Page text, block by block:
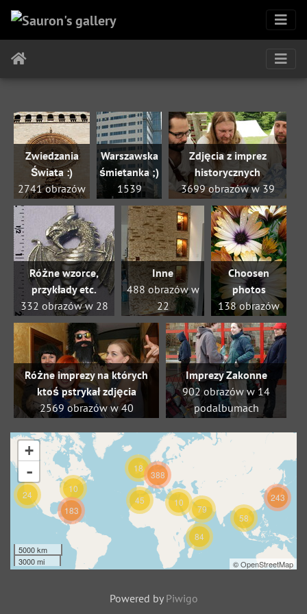
Zwiedzania
Świata :)
2741 obrazów
w 25
podalbumach
Warszawska
śmietanka ;)
1539
obrazów w
46
podalbumach
Zdjęcia z imprez
historycznych
3699 obrazów w 39
podalbumach
Różne wzorce,
przykłady etc.
332 obrazów w 28
podalbumach
Przykłady różnych
rzeczy - akurat
wyszło że jest tego
trochę ;)
Inne
488 obrazów w
22
podalbumach
Choosen
photos
138 obrazów
w 9
podalbumach
Different kind
of photos,
picked
manually.
Różne imprezy na których
ktoś pstrykał zdjęcia
2569 obrazów w 40
Różne imprezy, umykające
klasyfikacji :)
Imprezy Zakonne
902 obrazów w 14
podalbumach
18
388
45
10
24
183
243
58
10
79
84
+
-
5000 km
3000 mi
©OpenStreetMap
Powered by Piwigo